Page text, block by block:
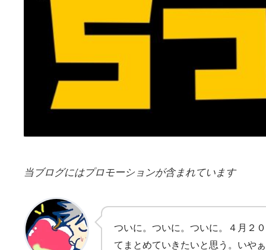
当ブログにはプロモーションが含まれています
ついに。ついに。ついに。４月２
てまとめていきたいと思う。いや